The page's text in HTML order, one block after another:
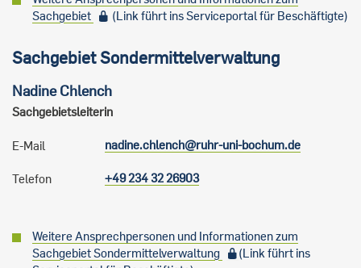
Sachgebiet
(Link führt ins Serviceportal für Beschäftigte)
Sachgebiet Sondermittelverwaltung
Nadine Chlench
Sachgebietsleiterin
E-Mail nadine.chlench@ruhr-uni-bochum.de
Telefon +49 234 32 26903
Weitere Ansprechpersonen und Informationen zum
Sachgebiet Sondermittelverwaltung
(Link führt ins